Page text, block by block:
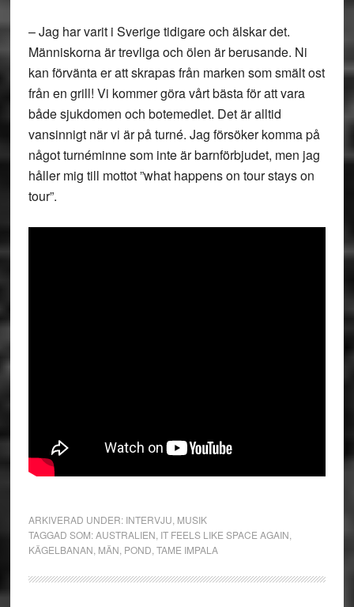
– Jag har varit i Sverige tidigare och älskar det.
Människorna är trevliga och ölen är berusande. Ni
kan förvänta er att skrapas från marken som smält ost
från en grill! Vi kommer göra vårt bästa för att vara
både sjukdomen och botemedlet. Det är alltid
vansinnigt när vi är på turné. Jag försöker komma på
något turnéminne som inte är barnförbjudet, men jag
håller mig till mottot ”what happens on tour stays on
tour”.
ARKIVERAD UNDER: INTERVJU MUSIK
TAGGAD SOM:AUSTRALIEN IT FEELS LIKE SPACE AGAIN
KÄGELBANAN MÄN POND TAME IMPALA